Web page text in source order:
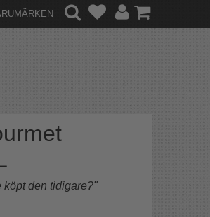
köpt den tidigare?"